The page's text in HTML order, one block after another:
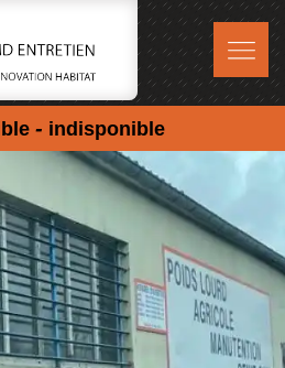
- indisponible